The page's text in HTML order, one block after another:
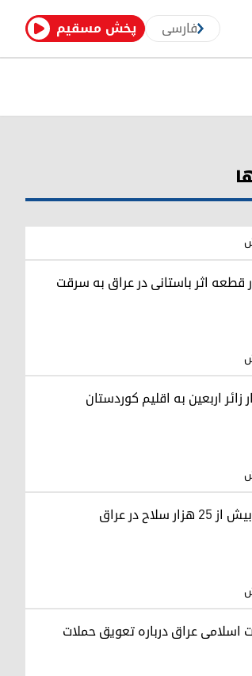
پخش مسقیم فارسی
۵ هزار قطعه اثر باستانی در عراق به سرقت
در عراق
اسلامی عراق درباره تعویق حملات